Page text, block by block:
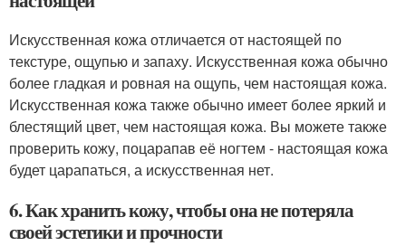
Искусственная кожа отличается от настоящей по
текстуре, ощупью и запаху. Искусственная кожа обычно
более гладкая и ровная на ощупь, чем настоящая кожа.
Искусственная кожа также обычно имеет более яркий и
блестящий цвет, чем настоящая кожа. Вы можете также
проверить кожу, поцарапав её ногтем - настоящая кожа
будет царапаться, а искусственная нет.
6. Как хранить кожу, чтобы она не потеряла
своей эстетики и прочности